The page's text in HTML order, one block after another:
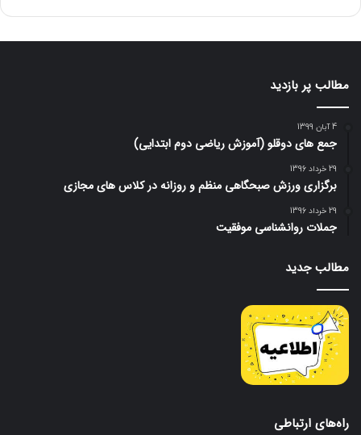
مطالب پر بازدید
4 آبان 1399
جمع های دوقلو (آموزش ریاضی دوم ابتدایی)
29 خرداد 1396
برگزاری ورزش صبحگاهی منظم و روزانه در کلاس های مجازی
29 خرداد 1396
جملات روانشناسی موفقیت
مطالب جدید
راه‌های ارتباطی